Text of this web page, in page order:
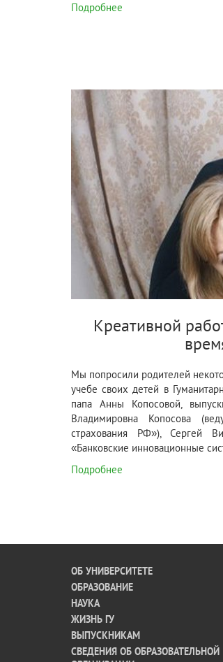
Подробнее
Креативной
Мы попросили родителей
учебе своих детей в
папа Анны Копосовой,
Владимировна Копосова
страхования РФ»), Сергей
«Банковские инновационные
Подробнее
ОБ УНИВЕРСИТЕТЕ
ОБРАЗОВАНИЕ
НАУКА
ЖИЗНЬ ГУ
ВЫПУСКНИКАМ
СВЕДЕНИЯ ОБ ОБРАЗОВАТЕЛЬНОЙ